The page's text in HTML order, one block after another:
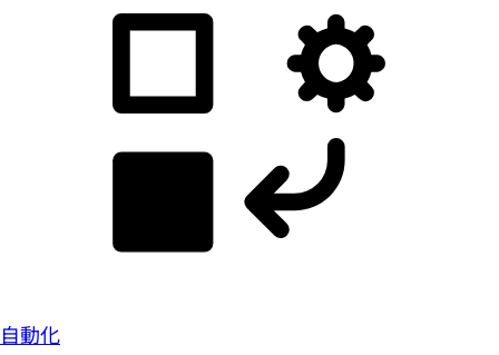
自動化